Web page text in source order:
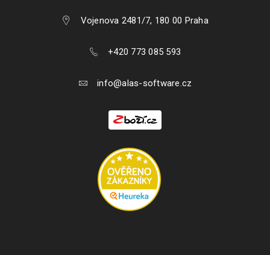
Vojenova 2481/7, 180 00 Praha
+420 773 085 593
info@alas-software.cz